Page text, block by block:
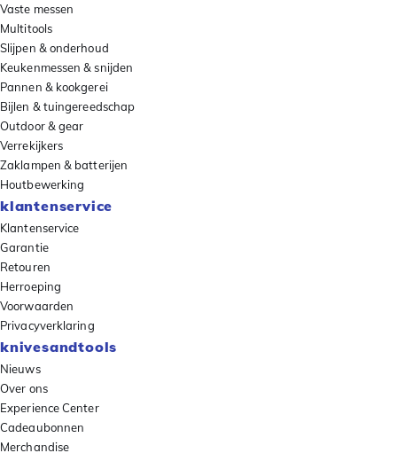
Vaste messen
Multitools
Slijpen & onderhoud
Keukenmessen & snijden
Pannen & kookgerei
Bijlen & tuingereedschap
Outdoor & gear
Verrekijkers
Zaklampen & batterijen
Houtbewerking
klantenservice
Klantenservice
Garantie
Retouren
Herroeping
Voorwaarden
Privacyverklaring
knivesandtools
Nieuws
Over ons
Experience Center
Cadeaubonnen
Merchandise